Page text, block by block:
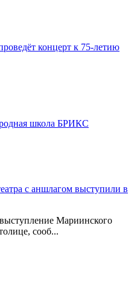
концерт к 75-летию
школа БРИКС
с аншлагом выступили в
Мариинского
сооб...